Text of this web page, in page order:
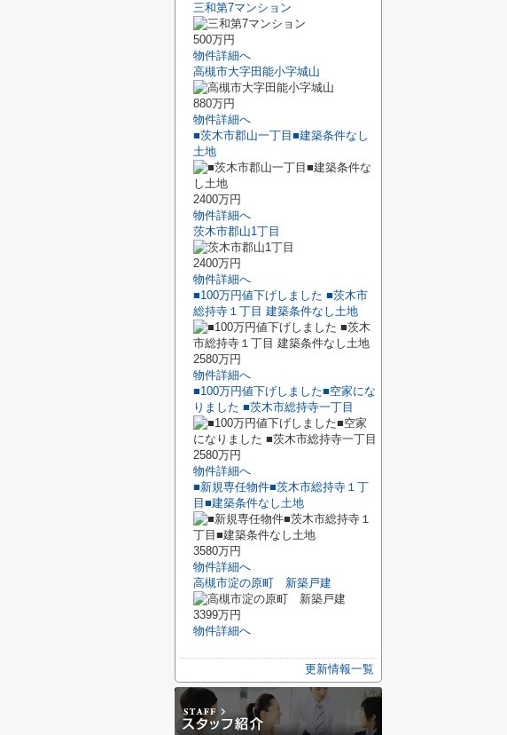
三和第7マンション
500万円
物件詳細へ
高槻市大字田能小字城山
880万円
物件詳細へ
■茨木市郡山一丁目■建築条件なし
土地
2400万円
物件詳細へ
茨木市郡山1丁目
2400万円
物件詳細へ
■100万円値下げしました ■茨木市
総持寺１丁目 建築条件なし土地
2580万円
物件詳細へ
■100万円値下げしました■空家にな
りました ■茨木市総持寺一丁目
2580万円
物件詳細へ
■新規専任物件■茨木市総持寺１丁
目■建築条件なし土地
3580万円
物件詳細へ
高槻市淀の原町 新築戸建
3399万円
物件詳細へ
更新情報一覧